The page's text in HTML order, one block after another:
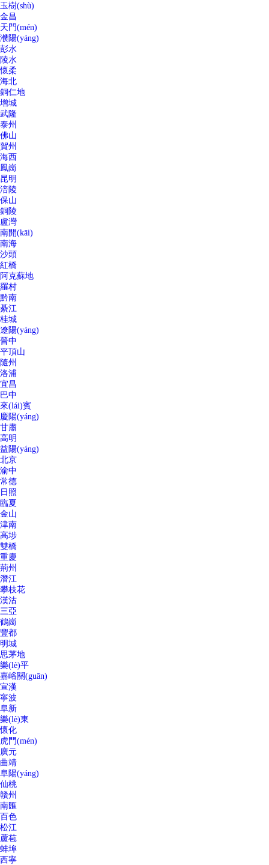
玉樹(shù)
金昌
天門(mén)
濮陽(yáng)
彭水
陵水
懷柔
海北
銅仁地
增城
武隆
泰州
佛山
賀州
海西
鳳崗
昆明
涪陵
保山
銅陵
盧灣
南開(kāi)
南海
沙頭
紅橋
阿克蘇地
羅村
黔南
綦江
桂城
遼陽(yáng)
晉中
平頂山
隨州
洛浦
宜昌
巴中
來(lái)賓
慶陽(yáng)
甘肅
高明
益陽(yáng)
北京
渝中
常德
日照
臨夏
金山
津南
高埗
雙橋
重慶
荊州
潛江
攀枝花
漢沽
三亞
鶴崗
豐都
明城
思茅地
樂(lè)平
嘉峪關(guān)
宣漢
寧波
阜新
樂(lè)東
懷化
虎門(mén)
廣元
曲靖
阜陽(yáng)
仙桃
贛州
南匯
百色
松江
蘆苞
蚌埠
西寧